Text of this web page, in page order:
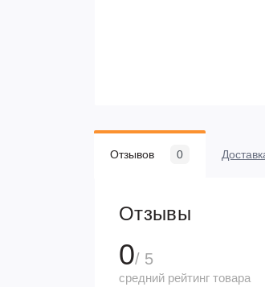
Отзывов 0
Отзывы
0/ 5
средний рейтинг товара